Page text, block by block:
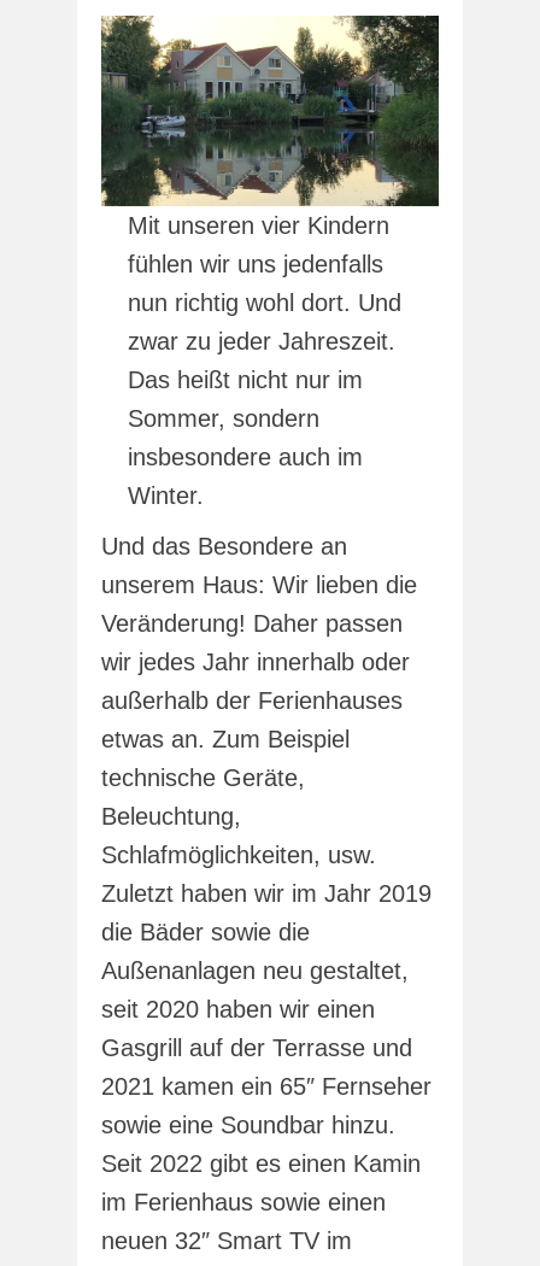
Mit unseren vier Kindern
fühlen wir uns jedenfalls
nun richtig wohl dort. Und
zwar zu jeder Jahreszeit.
Das heißt nicht nur im
Sommer, sondern
insbesondere auch im
Winter.
Und das Besondere an
unserem Haus: Wir lieben die
Veränderung! Daher passen
wir jedes Jahr innerhalb oder
außerhalb der Ferienhauses
etwas an. Zum Beispiel
technische Geräte,
Beleuchtung,
Schlafmöglichkeiten, usw.
Zuletzt haben wir im Jahr 2019
die Bäder sowie die
Außenanlagen neu gestaltet,
seit 2020 haben wir einen
Gasgrill auf der Terrasse und
2021 kamen ein 65″ Fernseher
sowie eine Soundbar hinzu.
Seit 2022 gibt es einen Kamin
im Ferienhaus sowie einen
neuen 32″ Smart TV im